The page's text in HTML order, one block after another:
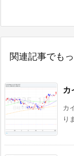
関連記事でも
カ
カ
り